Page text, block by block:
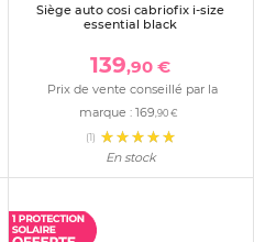
Siège auto cosi cabriofix i-size
essential black
139,90 €
Prix de vente conseillé par la
marque : 169,90 €
(1)
En stock